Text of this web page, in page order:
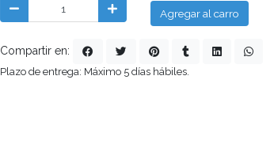
Agregar al carro
Compartir en:
Plazo de entrega: Máximo 5 días hábiles.